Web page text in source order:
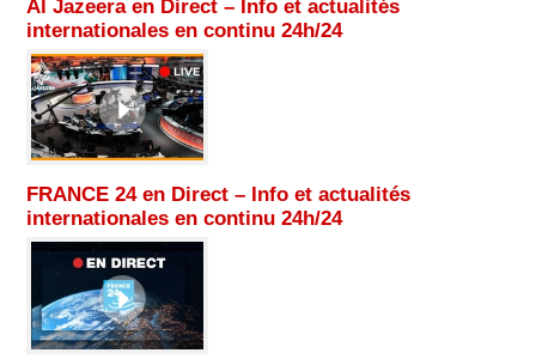
Al Jazeera en Direct – Info et actualités
internationales en continu 24h/24
FRANCE 24 en Direct – Info et actualités
internationales en continu 24h/24